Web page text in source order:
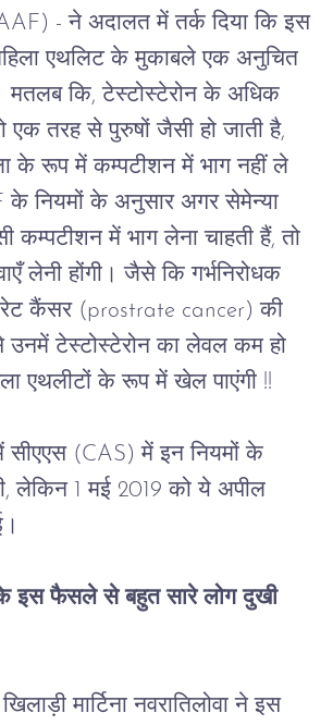
- ने अदालत में तर्क दिया कि इस
एथलिट के मुकाबले एक अनुचित
मतलब कि, टेस्टोस्टेरोन के अधिक
एक तरह से पुरुषों जैसी हो जाती है,
के रूप में कम्पटीशन में भाग नहीं ले
के नियमों के अनुसार अगर सेमेन्या
कम्पटीशन में भाग लेना चाहती हैं, तो
लेनी होंगी। जैसे कि गर्भनिरोधक
कैंसर (prostrate cancer) की
उनमें टेस्टोस्टेरोन का लेवल कम हो
एथलीटों के रूप में खेल पाएंगी !!
सीएएस (CAS) में इन नियमों के
, लेकिन 1 मई 2019 को ये अपील
इस फैसले से बहुत सारे लोग दुखी
खिलाड़ी मार्टिना नवरातिलोवा ने इस